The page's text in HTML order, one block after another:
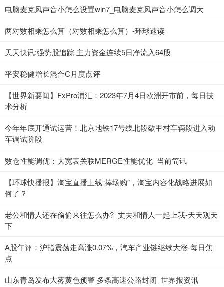
电脑麦克风声音小怎么设置win7_电脑麦克风声音小怎么调大
两对数相乘怎么算（对数相乘怎么算）-环球速读
天天快讯:强势股追踪 主力资金连续5日净流入64股
平安稳健增长混合C月度点评
【世界新要闻】FxPro浦汇：2023年7月4日欧洲开市前，每日技
术分析
今年年底开通试运营！北京地铁17号线北段歇甲村车辆段进入动
车调试阶段
数仓性能调优：大宽表关联MERGE性能优化_当前简讯
【环球快播报】淘宝直播上线“捧场购”，淘宝内容化战略进展如
何了？
老公和情人还在偷偷来往怎么办?_丈夫和情人一起上我-天天观天
下
A股午评：沪指震荡走高涨0.07%，汽车产业链继续大涨-每日焦
点
山东青岛发布大雾黄色预警 多条高速公路封闭_世界报资讯